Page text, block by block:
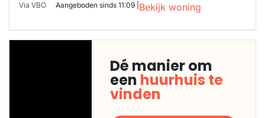
Via VBO Aangeboden sinds 11:09 | Bekijk woning
Dé manier om
een huurhuis te
vinden